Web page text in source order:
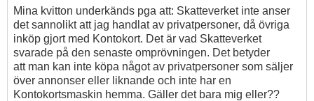
Svar
till
Gitarristen:
Kvitton
av
Clas
Ramert
Mina kvitton underkänds pga att: Skatteverket inte anser
det sannolikt att jag handlat av privatpersoner, då övriga
inköp gjort med Kontokort. Det är vad Skatteverket
svarade på den senaste omprövningen. Det betyder
att man kan inte köpa något av privatpersoner som säljer
över annonser eller liknande och inte har en
Kontokortsmaskin hemma. Gäller det bara mig eller??